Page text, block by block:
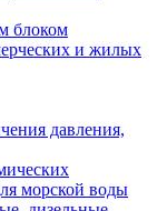
блоком
и жилых
давления,
морской воды